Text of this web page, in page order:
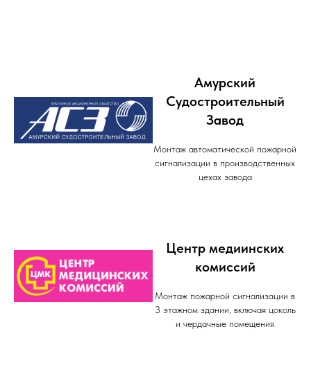
Амурский
Судостроительный
Завод
Монтаж автоматической пожарной
сигнализации в производственных
цехах завода
Центр медиинских
комиссий
Монтаж пожарной сигнализации в
3 этажном здании, включая цоколь
и чердачные помещения